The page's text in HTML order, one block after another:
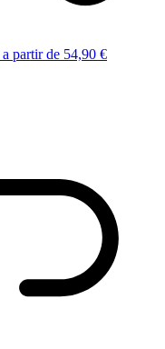
a partir de 54,90 €